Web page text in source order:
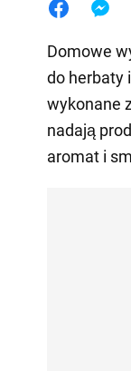
Domowe
do herbaty
wykonane
nadają
aromat i